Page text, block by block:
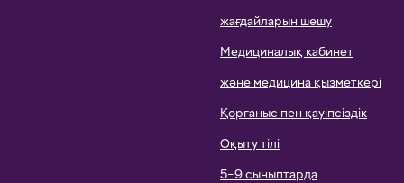
жағдайларын шешу
Медициналық кабинет
және медицина қызметкері
Қорғаныс пен қауіпсіздік
Оқыту тілі
5–9 сыныптарда